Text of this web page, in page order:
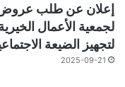
لجمعية الأعمال
لتجهيز الضيعة
2025-09-21